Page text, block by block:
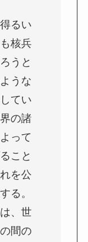
るい
核兵
うと
うな
てい
の諸
って
こと
を公
る。
、世
間の